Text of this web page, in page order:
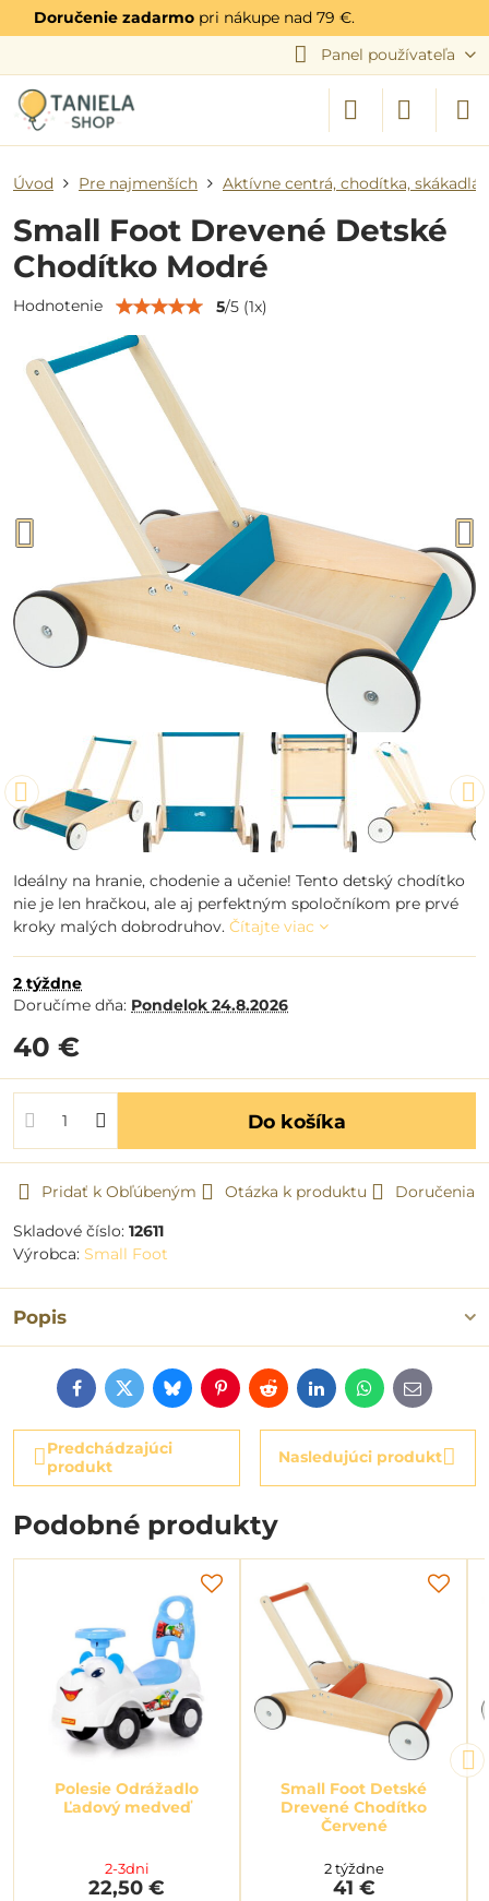
Doručenie zadarmo pri nákupe nad 79 €.
Panel používateľa
Úvod Pre najmenších Aktívne centrá, chodítka, skákadlá
Small Foot Drevené Detské
Chodítko Modré
Hodnotenie 5/5 (1x)
Ideálny na hranie, chodenie a učenie! Tento detský chodítko
nie je len hračkou, ale aj perfektným spoločníkom pre prvé
kroky malých dobrodruhov. Čítajte viac
2 týždne
Doručíme dňa: Pondelok 24.8.2026
40 €
Do košíka
Pridať k Obľúbeným Otázka k produktu
Doručenia
Skladové číslo: 12611
Výrobca: Small Foot
Popis
FacebookTwitterBlueskyPinterestRedditLinkedInWhatsApp
E-
mail
Predchádzajúci
produkt
Nasledujúci produkt
Podobné produkty
Polesie Odrážadlo
Ľadový medveď
2-3dni
22,50 €
Small Foot Detské
Drevené Chodítko
Červené
2 týždne
41 €